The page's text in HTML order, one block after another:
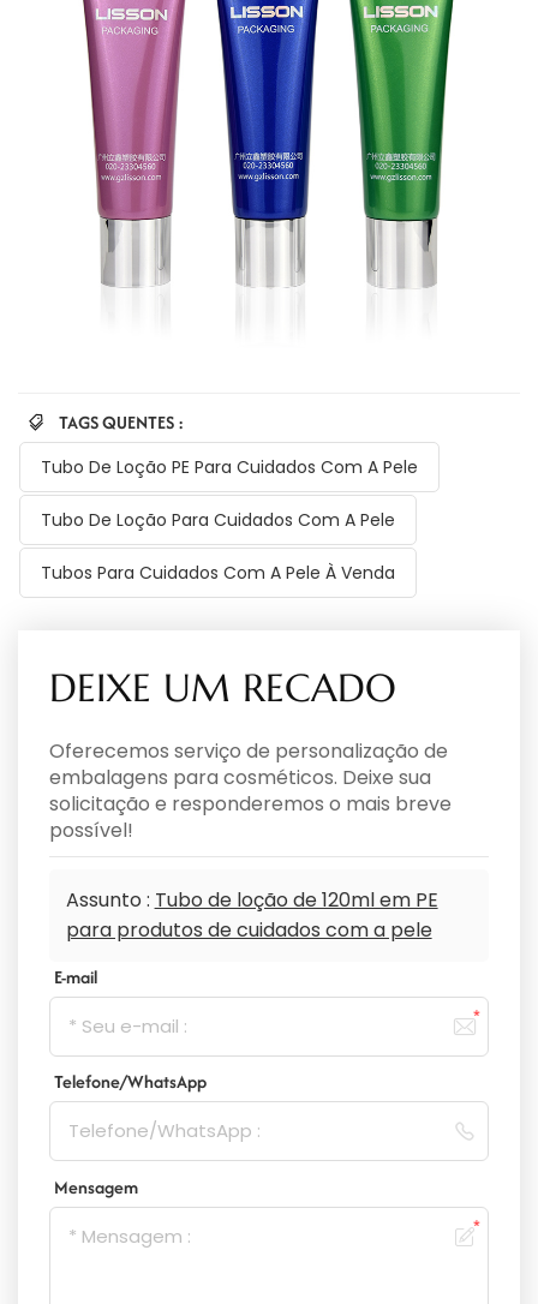
TAGS QUENTES :
Tubo De Loção PE Para Cuidados Com A Pele
Tubo De Loção Para Cuidados Com A Pele
Tubos Para Cuidados Com A Pele À Venda
DEIXE UM RECADO
Oferecemos serviço de personalização de
embalagens para cosméticos. Deixe sua
solicitação e responderemos o mais breve
possível!
Assunto : Tubo de loção de 120ml em PE
para produtos de cuidados com a pele
E-mail
Telefone/WhatsApp
Mensagem